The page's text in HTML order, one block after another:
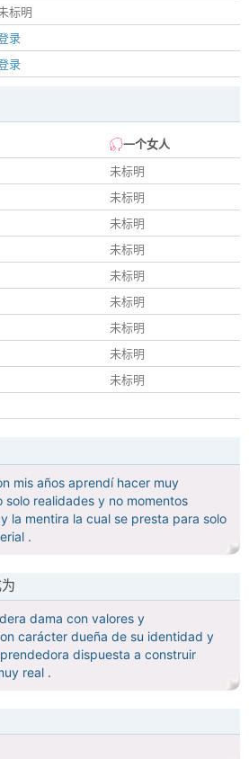
标明
录
录
一个女人
未标明
未标明
未标明
未标明
未标明
未标明
未标明
未标明
未标明
mis años aprendí hacer muy
realidades y no momentos
la mentira la cual se presta para solo
.
dama con valores y
carácter dueña de su identidad y
dispuesta a construir
real .